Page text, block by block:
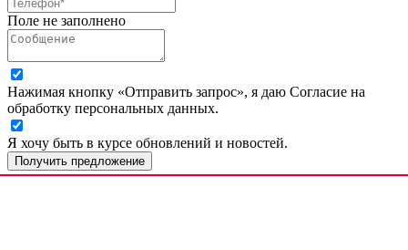
Поле не заполнено
Нажимая кнопку «Отправить запрос», я даю Согласие на
обработку персональных данных.
Я хочу быть в курсе обновлений и новостей.
Получить предложение